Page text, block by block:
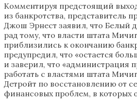
Комментируя предстоящий
из банкротства, представитель
Джош Эрнест заявил, что Белый
рад тому, что власти штата
приблизились к окончанию
предупредил, что «остается
и заверил, что «администрация
работать с властями штата
Детройт по восстановлению от
финансовых проблем, в которых